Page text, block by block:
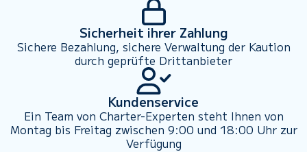
Sicherheit ihrer Zahlung
Sichere Bezahlung, sichere Verwaltung der Kaution
durch geprüfte Drittanbieter
Kundenservice
Ein Team von Charter-Experten steht Ihnen von
Montag bis Freitag zwischen 9:00 und 18:00 Uhr zur
Verfügung